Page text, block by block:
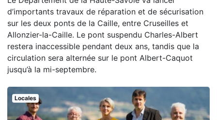
d’importants travaux de réparation et de sécurisation
sur les deux ponts de la Caille, entre Cruseilles et
Allonzier-la-Caille. Le pont suspendu Charles-Albert
restera inaccessible pendant deux ans, tandis que la
circulation sera alternée sur le pont Albert-Caquot
jusqu’à la mi-septembre.
Locales